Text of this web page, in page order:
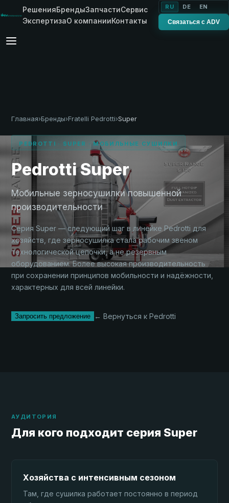
РешенияБрендыЗапчастиСервис
ЭкспертизаО компанииКонтакты
RU DE EN
Связаться с ADV
Главная›Бренды›Fratelli Pedrotti›Super
PEDROTTI · SUPER · МОБИЛЬНЫЕ СУШИЛКИ
Pedrotti Super
Мобильные зерносушилки повышенной
производительности
Серия Super — следующий шаг в линейке Pedrotti для
хозяйств, где зерносушилка стала рабочим звеном
технологической цепочки, а не резервным
оборудованием. Более высокая производительность
при сохранении принципов мобильности и надёжности,
характерных для всей линейки.
Запросить предложение ← Вернуться к Pedrotti
АУДИТОРИЯ
Для кого подходит серия Super
Хозяйства с интенсивным сезоном
Там, где сушилка работает постоянно в период